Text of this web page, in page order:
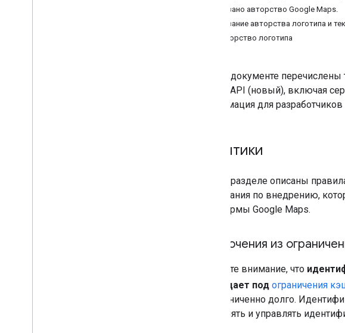
Указано авторство Google Maps.
Указание авторства логотипа и
Авторство логотипа
В этом документе
Places API (новый), включая
информация для
Политики
В этом разделе описаны
требования по внедрению,
платформы Google Maps.
Исключения из
Обратите внимание, что
подпадает под ограничения
неограниченно долго.
обновлять и управлять